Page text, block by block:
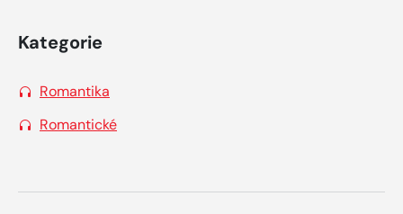
Kategorie
Romantika
Romantické